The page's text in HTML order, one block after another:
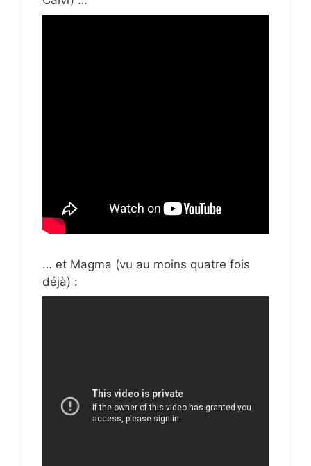
… et Magma (vu au moins quatre fois
déjà) :